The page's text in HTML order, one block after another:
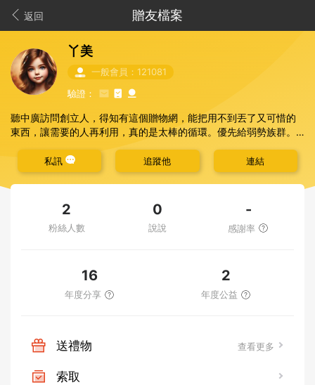
返回 贈友檔案
丫美
一般會員：121081
驗證：
聽中廣訪問創立人，得知有這個贈物網，能把用不到丟了又可惜的
東西，讓需要的人再利用，真的是太棒的循環。優先給弱勢族群。
私訊 追蹤他 連結
2
粉絲人數
0
說說
-
感謝率
16
年度分享
2
年度公益
送禮物 查看更多
索取